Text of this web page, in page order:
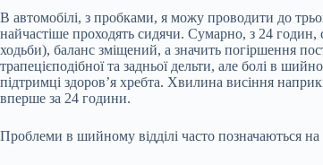
В автомобілі, з пробками, я можу проводити до
найчастіше проходять сидячи. Сумарно, з 24
ходьби), баланс зміщений, а значить погіршення
трапецієподібної та задньої дельти, але болі в
підтримці здоров’я хребта. Хвилина висіння
вперше за 24 години.
Проблеми в шийному відділі часто позначаються